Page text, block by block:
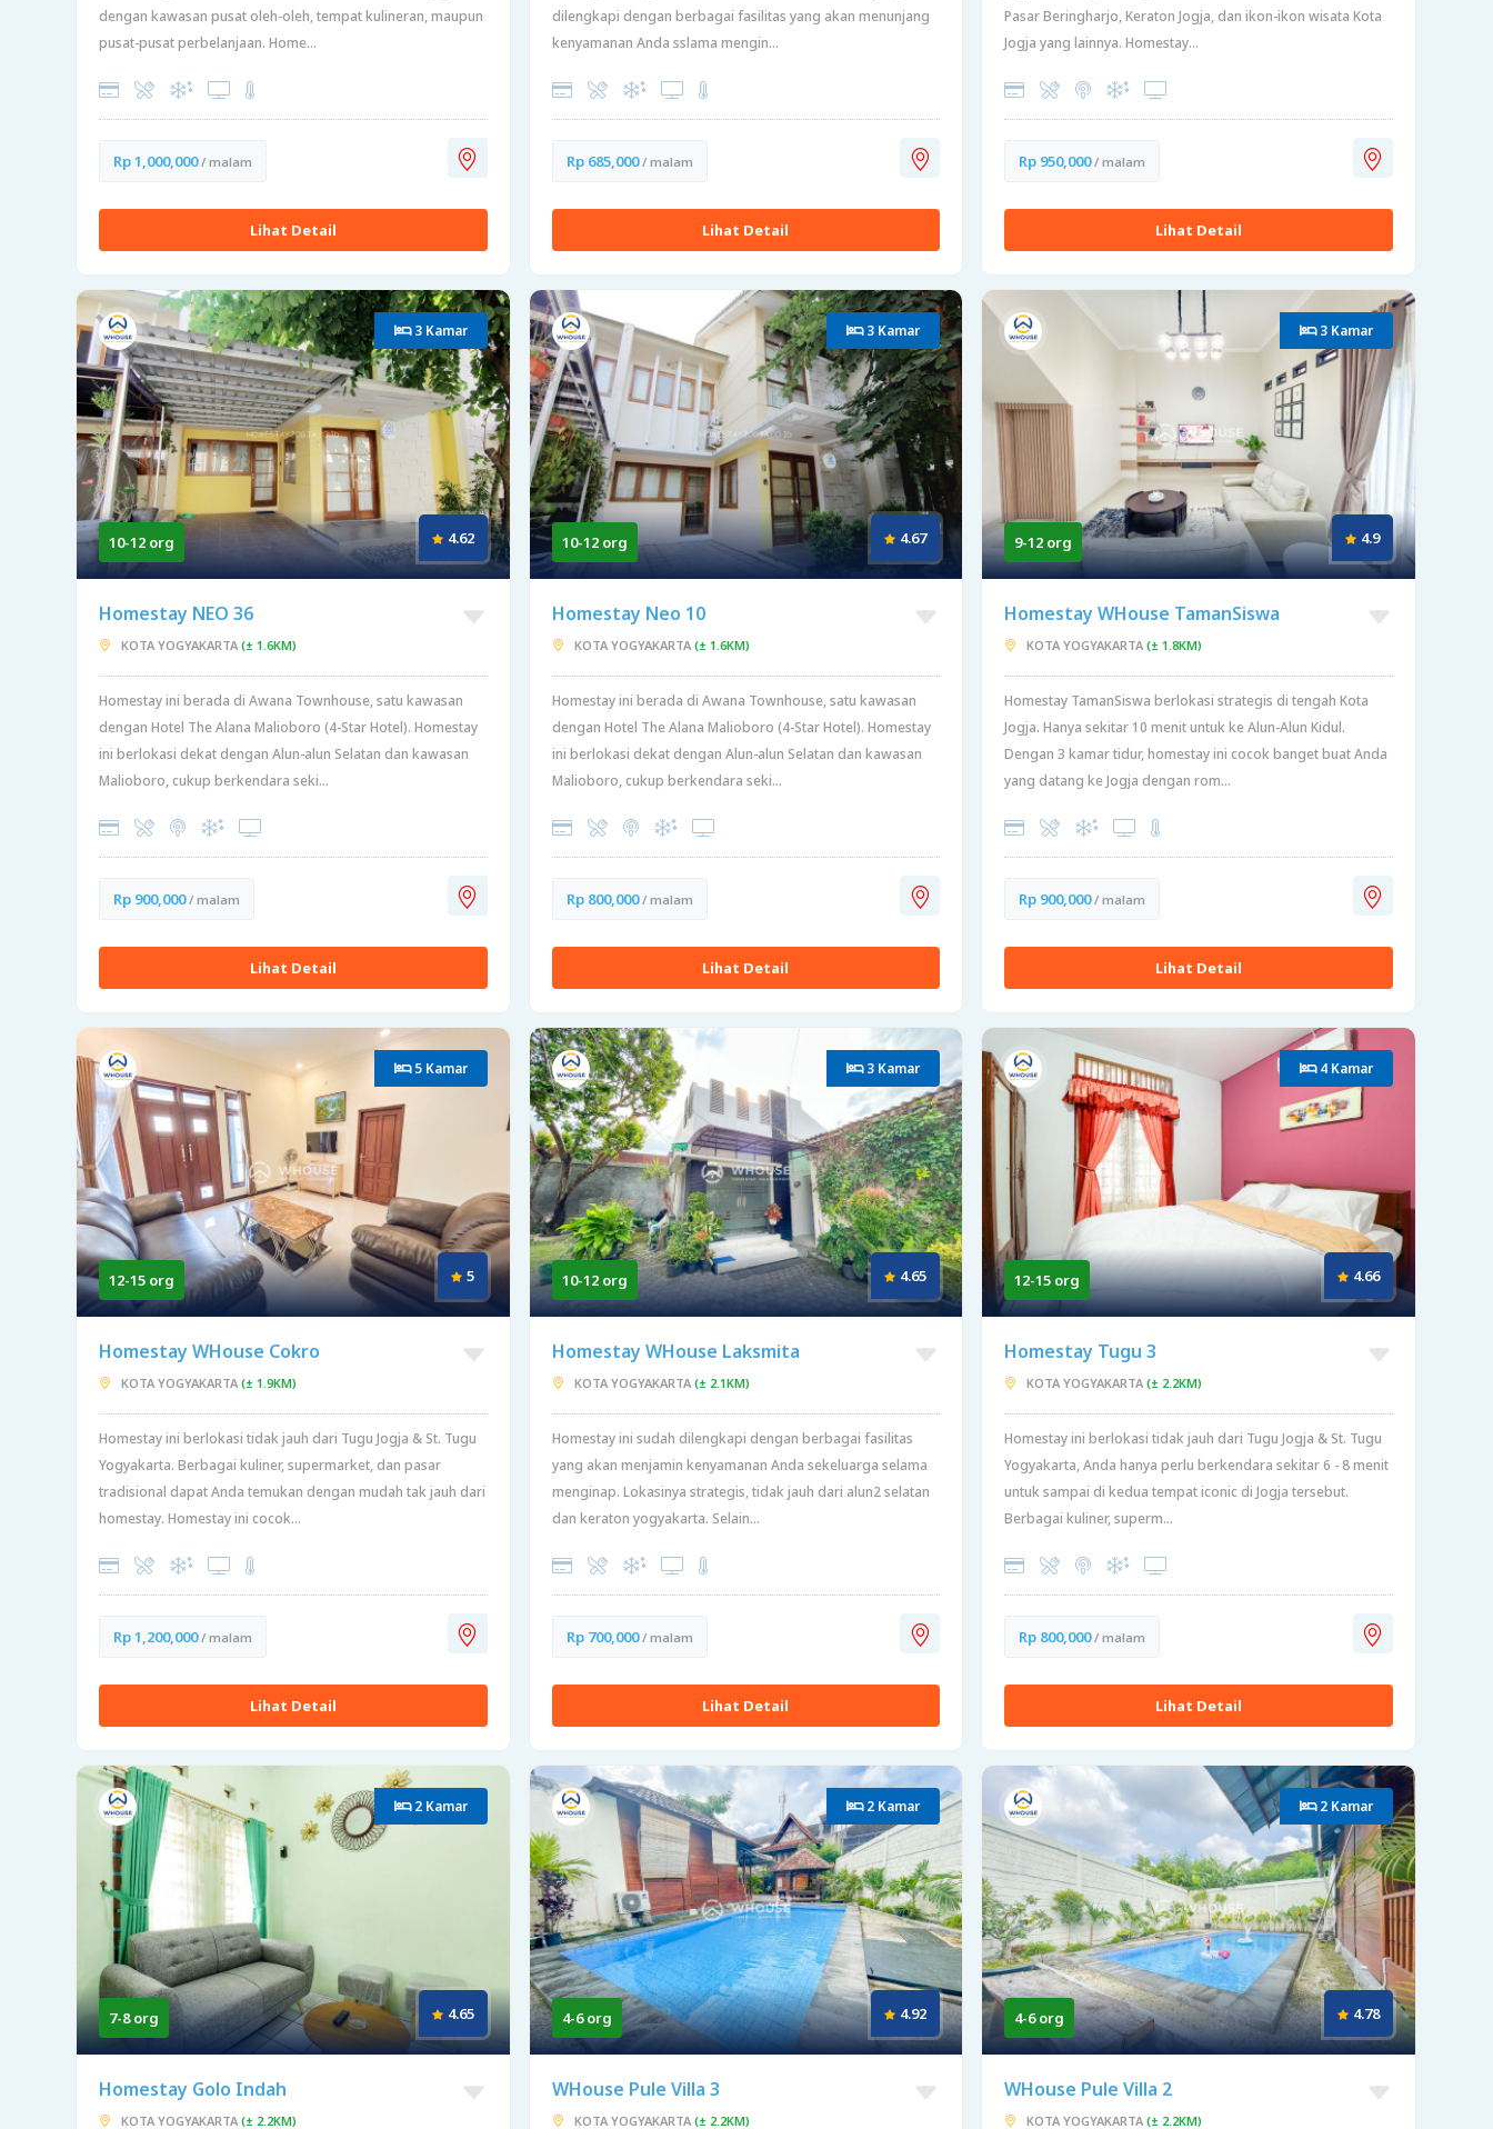
dengan kawasan pusat oleh-oleh, tempat kulineran, maupun
pusat-pusat perbelanjaan. Home...
Rp 1,000,000/ malam
Lihat Detail
dilengkapi dengan berbagai fasilitas yang akan menunjang
kenyamanan Anda sslama mengin...
Rp 685,000/ malam
Lihat Detail
Pasar Beringharjo, Keraton Jogja, dan ikon-ikon wisata Kota
Jogja yang lainnya. Homestay...
Rp 950,000/ malam
Lihat Detail
3 Kamar
10-12 org 4.62
Homestay NEO 36
KOTA YOGYAKARTA (± 1.6KM)
Homestay ini berada di Awana Townhouse, satu kawasan
dengan Hotel The Alana Malioboro (4-Star Hotel). Homestay
ini berlokasi dekat dengan Alun-alun Selatan dan kawasan
Malioboro, cukup berkendara seki...
Rp 900,000/ malam
Lihat Detail
3 Kamar
10-12 org 4.67
Homestay Neo 10
KOTA YOGYAKARTA (± 1.6KM)
Homestay ini berada di Awana Townhouse, satu kawasan
dengan Hotel The Alana Malioboro (4-Star Hotel). Homestay
ini berlokasi dekat dengan Alun-alun Selatan dan kawasan
Malioboro, cukup berkendara seki...
Rp 800,000/ malam
Lihat Detail
3 Kamar
9-12 org 4.9
Homestay WHouse TamanSiswa
KOTA YOGYAKARTA(± 1.8KM)
Homestay TamanSiswa berlokasi strategis di tengah Kota
Jogja. Hanya sekitar 10 menit untuk ke Alun-Alun Kidul.
Dengan 3 kamar tidur, homestay ini cocok banget buat Anda
yang datang ke Jogja dengan rom...
Rp 900,000/ malam
Lihat Detail
5 Kamar
12-15 org 5
Homestay WHouse Cokro
KOTA YOGYAKARTA (± 1.9KM)
Homestay ini berlokasi tidak jauh dari Tugu Jogja & St. Tugu
Yogyakarta. Berbagai kuliner, supermarket, dan pasar
tradisional dapat Anda temukan dengan mudah tak jauh dari
homestay. Homestay ini cocok...
Rp 1,200,000/ malam
Lihat Detail
3 Kamar
10-12 org 4.65
Homestay WHouse Laksmita
KOTA YOGYAKARTA (± 2.1KM)
Homestay ini sudah dilengkapi dengan berbagai fasilitas
yang akan menjamin kenyamanan Anda sekeluarga selama
menginap. Lokasinya strategis, tidak jauh dari alun2 selatan
dan keraton yogyakarta. Selain...
Rp 700,000/ malam
Lihat Detail
4 Kamar
12-15 org 4.66
Homestay Tugu 3
KOTA YOGYAKARTA(± 2.2KM)
Homestay ini berlokasi tidak jauh dari Tugu Jogja & St. Tugu
Yogyakarta, Anda hanya perlu berkendara sekitar 6 - 8 menit
untuk sampai di kedua tempat iconic di Jogja tersebut.
Berbagai kuliner, superm...
Rp 800,000/ malam
Lihat Detail
2 Kamar
7-8 org 4.65
Homestay Golo Indah
KOTA YOGYAKARTA (± 2.2KM)
2 Kamar
4-6 org 4.92
WHouse Pule Villa 3
KOTA YOGYAKARTA (± 2.2KM)
2 Kamar
4-6 org 4.78
WHouse Pule Villa 2
KOTA YOGYAKARTA(± 2.2KM)